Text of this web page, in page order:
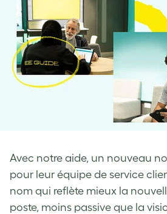
Avec notre aide, un nouveau
pour leur équipe de service
nom qui reflète mieux la
poste, moins passive que la